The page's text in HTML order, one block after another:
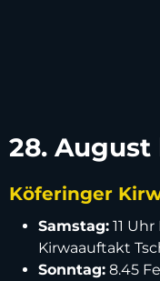
28. August
Köferinger
Samstag: 11
Kirwaauftakt
Sonntag: 8.45